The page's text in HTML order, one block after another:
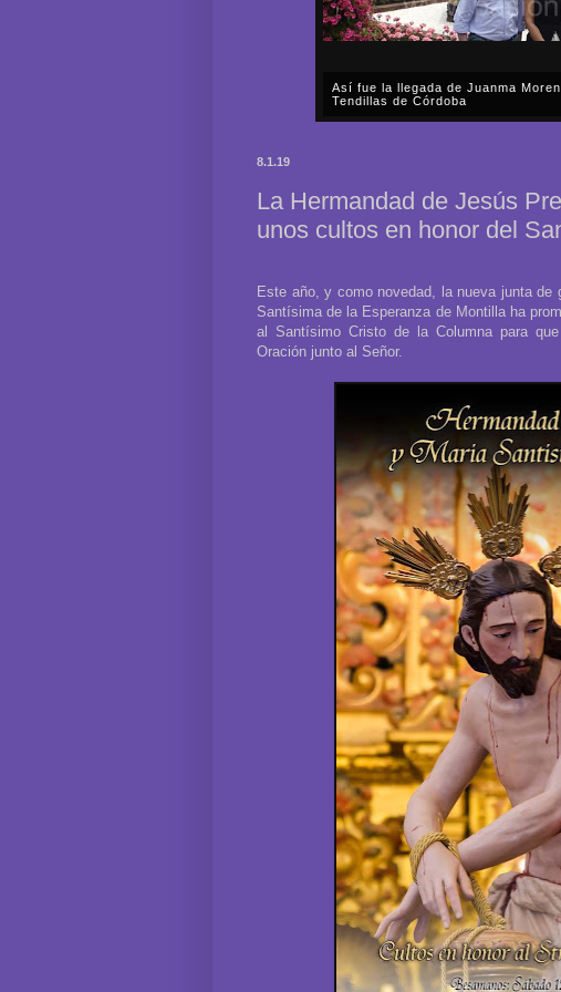
Así fue la llegada de Juanma
Tendillas de Córdoba
8.1.19
La Hermandad de Jesús
unos cultos en honor del
Este año, y como novedad, la nueva junta
Santísima de la Esperanza de Montilla ha
al Santísimo Cristo de la Columna para
Oración junto al Señor.